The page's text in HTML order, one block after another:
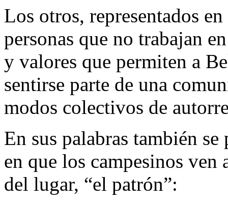
Los otros, representados
personas que no trabajan
y valores que permiten a
sentirse parte de una
modos colectivos de
En sus palabras también
en que los campesinos
del lugar, “el patrón”: